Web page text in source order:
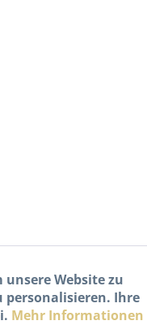
Website zu
personalisieren. Ihre
Mehr Informationen